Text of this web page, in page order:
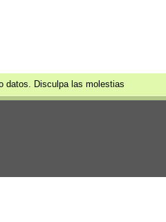
datos. Disculpa las molestias